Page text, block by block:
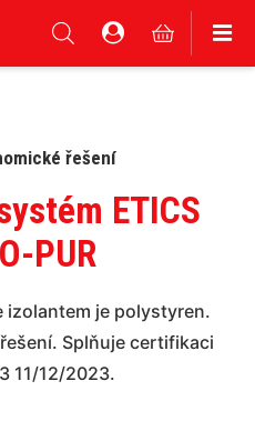
řešení
ETICS
PUR
izolantem je polystyren.
Splňuje certifikaci
11/12/2023.